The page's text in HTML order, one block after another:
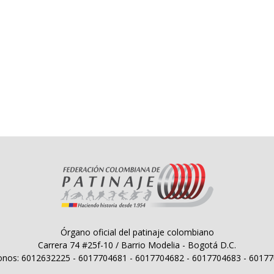
Órgano oficial del patinaje colombiano
Carrera 74 #25f-10 / Barrio Modelia - Bogotá D.C.
6012632225 - 6017704681 - 6017704682 - 6017704683 -